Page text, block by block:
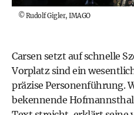
©Rudolf Gigler, IMAGO
Carsen setzt auf schnelle
Vorplatz sind ein
präzise Personenführung.
bekennende